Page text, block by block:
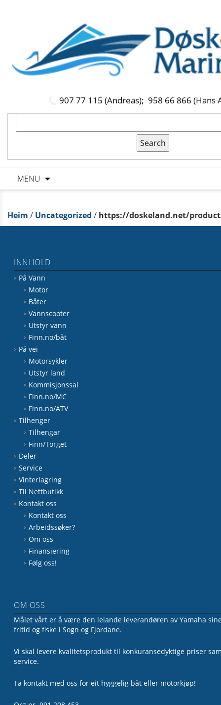
907 77 115 (Andreas); 958 66 866 (Hans
MENU
Heim / Uncategorized / https://doskeland.net/
INNHOLD
På Vann
Motor
Båter
Vannscooter
Utstyr vann
Finn.no/båt
På vei
Motorsykler
Utstyr land
Kommisjonssal
Finn.no/MC
Finn.no/ATV
Tilhenger
Tilhengar
Finn/Torget
Deler
Service
Vinterlagring
Til Nettbutikk
Kontakt oss
Kontakt oss
Arbeidssøker?
Om oss
Finansiering
Følg oss!
OM OSS
Målet vårt er å være den leiande leverandøren av Yamaha
fritid og fiske i Sogn og Fjordane.
Vi skal levere kvalitetsprodukt til konkuransedyktige priser
service.
Ta kontakt med oss for eit hyggelig båt eller motorkjøp!